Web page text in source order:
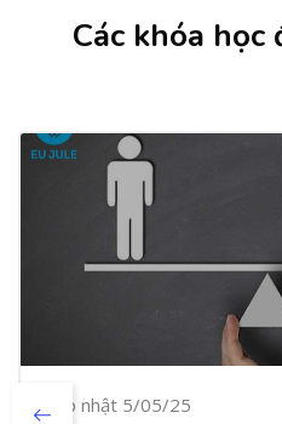
Các khóa học
Cập nhật 5/05/25